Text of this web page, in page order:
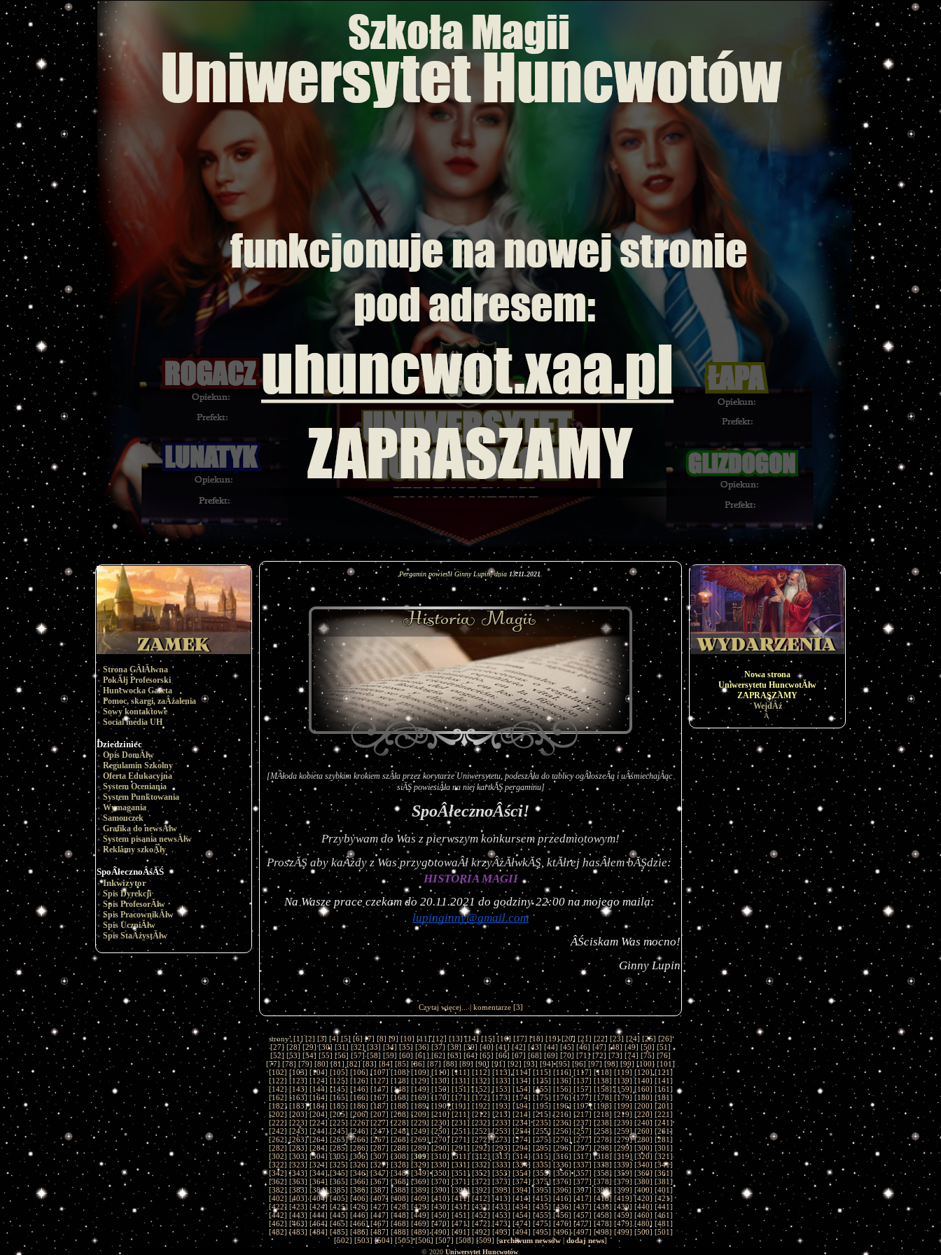
Strona GÂłĂłwna
PokĂłj Profesorski
Huncwocka Gazeta
Pomoc, skargi, zaÂżalenia
Sowy kontaktowe
Social media UH
Dziedziniec
Opis DomĂłw
Regulamin Szkolny
Oferta Edukacyjna
System Oceniania
System Punktowania
Wymagania
Samouczek
Grafika do newsĂłw
System pisania newsĂłw
Reklamy szkoÂły
SpoÂłecznoÂśĂŚ
Inkwizytor
Spis Dyrekcji
Spis ProfesorĂłw
Spis PracownikĂłw
Spis UczniĂłw
Spis StaÂżystĂłw
Pergamin powiesił Ginny Lupin, dnia 13.11.2021
[MÂłoda kobieta szybkim krokiem szÂła przez korytarze Uniwersytetu, podeszÂła do tablicy ogÂłoszeĂą i uÂśmiechajÂąc
siĂŞ powiesiÂła na niej kartkĂŞ pergaminu]
SpoÂłecznoÂści!
Przybywam do Was z pierwszym konkursem przedmiotowym!
HISTORIA MAGII
lupinginny@gmail.com
ÂŚciskam Was mocno!
Ginny Lupin
Czytaj więcej... | komentarze[3]
strony: [1] [2] [3] [4] [5] [6] [7] [8] [9] [10] [11] [12] [13] [14] [15] [16] [17] [18] [19] [20] [21] [22] [23] [24] [25] [26]
[27] [28] [29] [30] [31] [32] [33] [34] [35] [36] [37] [38] [39] [40] [41] [42] [43] [44] [45] [46] [47] [48] [49] [50] [51]
[52] [53] [54] [55] [56] [57] [58] [59] [60] [61] [62] [63] [64] [65] [66] [67] [68] [69] [70] [71] [72] [73] [74] [75] [76]
[77] [78] [79] [80] [81] [82] [83] [84] [85] [86] [87] [88] [89] [90] [91] [92] [93] [94] [95] [96] [97] [98] [99] [100] [101]
[102] [103] [104] [105] [106] [107] [108] [109] [110] [111] [112] [113] [114] [115] [116] [117] [118] [119] [120] [121]
[122] [123] [124] [125] [126] [127] [128] [129] [130] [131] [132] [133] [134] [135] [136] [137] [138] [139] [140] [141]
[142] [143] [144] [145] [146] [147] [148] [149] [150] [151] [152] [153] [154] [155] [156] [157] [158] [159] [160] [161]
[162] [163] [164] [165] [166] [167] [168] [169] [170] [171] [172] [173] [174] [175] [176] [177] [178] [179] [180] [181]
[182] [183] [184] [185] [186] [187] [188] [189] [190] [191] [192] [193] [194] [195] [196] [197] [198] [199] [200] [201]
[202] [203] [204] [205] [206] [207] [208] [209] [210] [211] [212] [213] [214] [215] [216] [217] [218] [219] [220] [221]
[222] [223] [224] [225] [226] [227] [228] [229] [230] [231] [232] [233] [234] [235] [236] [237] [238] [239] [240] [241]
[242] [243] [244] [245] [246] [247] [248] [249] [250] [251] [252] [253] [254] [255] [256] [257] [258] [259] [260] [261]
[262] [263] [264] [265] [266] [267] [268] [269] [270] [271] [272] [273] [274] [275] [276] [277] [278] [279] [280] [281]
[282] [283] [284] [285] [286] [287] [288] [289] [290] [291] [292] [293] [294] [295] [296] [297] [298] [299] [300] [301]
[302] [303] [304] [305] [306] [307] [308] [309] [310] [311] [312] [313] [314] [315] [316] [317] [318] [319] [320] [321]
[322] [323] [324] [325] [326] [327] [328] [329] [330] [331] [332] [333] [334] [335] [336] [337] [338] [339] [340] [341]
[342] [343] [344] [345] [346] [347] [348] [349] [350] [351] [352] [353] [354] [355] [356] [357] [358] [359] [360] [361]
[362] [363] [364] [365] [366] [367] [368] [369] [370] [371] [372] [373] [374] [375] [376] [377] [378] [379] [380] [381]
[382] [383] [384] [385] [386] [387] [388] [389] [390] [391] [392] [393] [394] [395] [396] [397] [398] [399] [400] [401]
[402] [403] [404] [405] [406] [407] [408] [409] [410] [411] [412] [413] [414] [415] [416] [417] [418] [419] [420] [421]
[422] [423] [424] [425] [426] [427] [428] [429] [430] [431] [432] [433] [434] [435] [436] [437] [438] [439] [440] [441]
[442] [443] [444] [445] [446] [447] [448] [449] [450] [451] [452] [453] [454] [455] [456] [457] [458] [459] [460] [461]
[462] [463] [464] [465] [466] [467] [468] [469] [470] [471] [472] [473] [474] [475] [476] [477] [478] [479] [480] [481]
[482] [483] [484] [485] [486] [487] [488] [489] [490] [491] [492] [493] [494] [495] [496] [497] [498] [499] [500] [501]
[502] [503] [504] [505] [506] [507] [508] [509] [archiwum newsów | dodaj news]
Nowa strona
Uniwersytetu HuncwotĂłw
ZAPRASZAMY
WejdÂź
Â
© 2020 Uniwersytet Huncwotów.